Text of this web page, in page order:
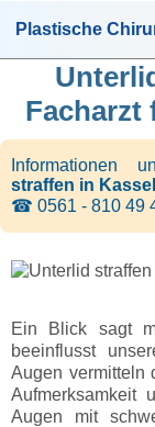
Plastische
Facharzt
Informationen
straffen in Kassel
☎ 0561 - 810 49
Ein Blick sagt
beeinflusst
Augen vermitteln
Aufmerksamkeit
Augen mit